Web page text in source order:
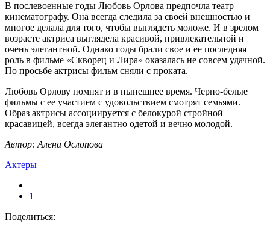
В послевоенные годы Любовь Орлова предпочла театр
кинематографу. Она всегда следила за своей внешностью и
многое делала для того, чтобы выглядеть моложе. И в зрелом
возрасте актриса выглядела красивой, привлекательной и
очень элегантной. Однако годы брали свое и ее последняя
роль в фильме «Скворец и Лира» оказалась не совсем удачной.
По просьбе актрисы фильм сняли с проката.
Любовь Орлову помнят и в нынешнее время. Черно-белые
фильмы с ее участием с удовольствием смотрят семьями.
Образ актрисы ассоциируется с белокурой стройной
красавицей, всегда элегантно одетой и вечно молодой.
Автор: Алена Ослопова
Актеры
1
Поделиться: